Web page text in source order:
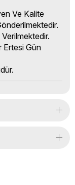
Ve Kalite
Ertesi Gün